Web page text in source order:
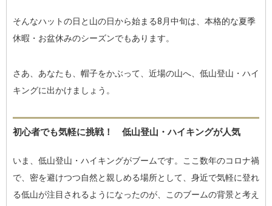
そんなハットの日と山の日から始まる8月中旬は、本格的な夏季
休暇・お盆休みのシーズンでもあります。
さあ、あなたも、帽子をかぶって、近場の山へ、低山登山・ハイ
キングに出かけましょう。
初心者でも気軽に挑戦！ 低山登山・ハイキングが人気
いま、低山登山・ハイキングがブームです。ここ数年のコロナ禍
で、密を避けつつ自然と親しめる場所として、身近で気軽に登れ
る低山が注目されるようになったのが、このブームの背景と考え